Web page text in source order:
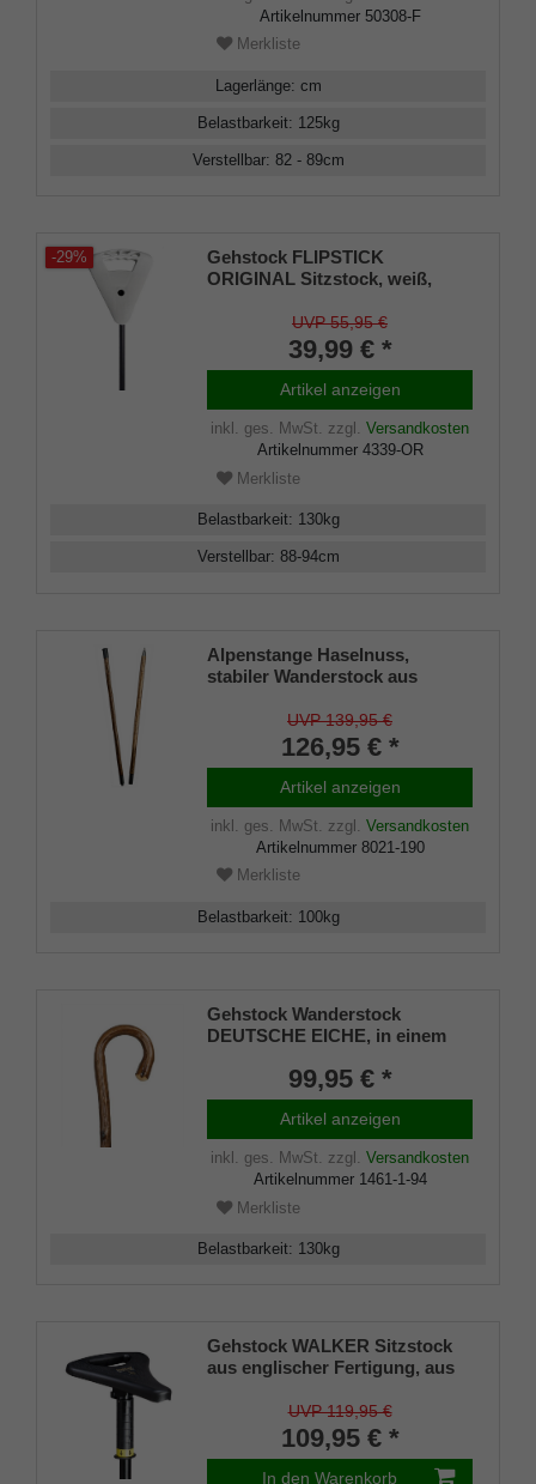
Artikelnummer 50308-F
Merkliste
Lagerlänge: cm
Belastbarkeit: 125kg
Verstellbar: 82 - 89cm
-29%
Gehstock FLIPSTICK
ORIGINAL Sitzstock, weiß,
stabiles Leichtmetall mit
Klappsitz, belastbar bis 130 Kg
UVP 55,95 €
39,99 € *
Artikel anzeigen
inkl. ges. MwSt. zzgl. Versandkosten
Artikelnummer 4339-OR
Merkliste
Belastbarkeit: 130kg
Verstellbar: 88-94cm
Alpenstange Haselnuss,
stabiler Wanderstock aus
zweigeteilt über Gewinde-
Hülse, inkl. Bergstockspitze
UVP 139,95 €
126,95 € *
Artikel anzeigen
inkl. ges. MwSt. zzgl. Versandkosten
Artikelnummer 8021-190
Merkliste
Belastbarkeit: 100kg
Gehstock Wanderstock
DEUTSCHE EICHE, in einem
Rundhakenstock aus
Eichenholz, leicht geflammt
und seidenmatt lackiert,
inklusiv Bergstockspitze aus
Metall.
99,95 € *
Artikel anzeigen
inkl. ges. MwSt. zzgl. Versandkosten
Artikelnummer 1461-1-94
Merkliste
Belastbarkeit: 130kg
Gehstock WALKER Sitzstock
aus englischer Fertigung, aus
Klappsitz/griff,inklusiv
Gummipuffer
UVP 119,95 €
109,95 € *
In den Warenkorb